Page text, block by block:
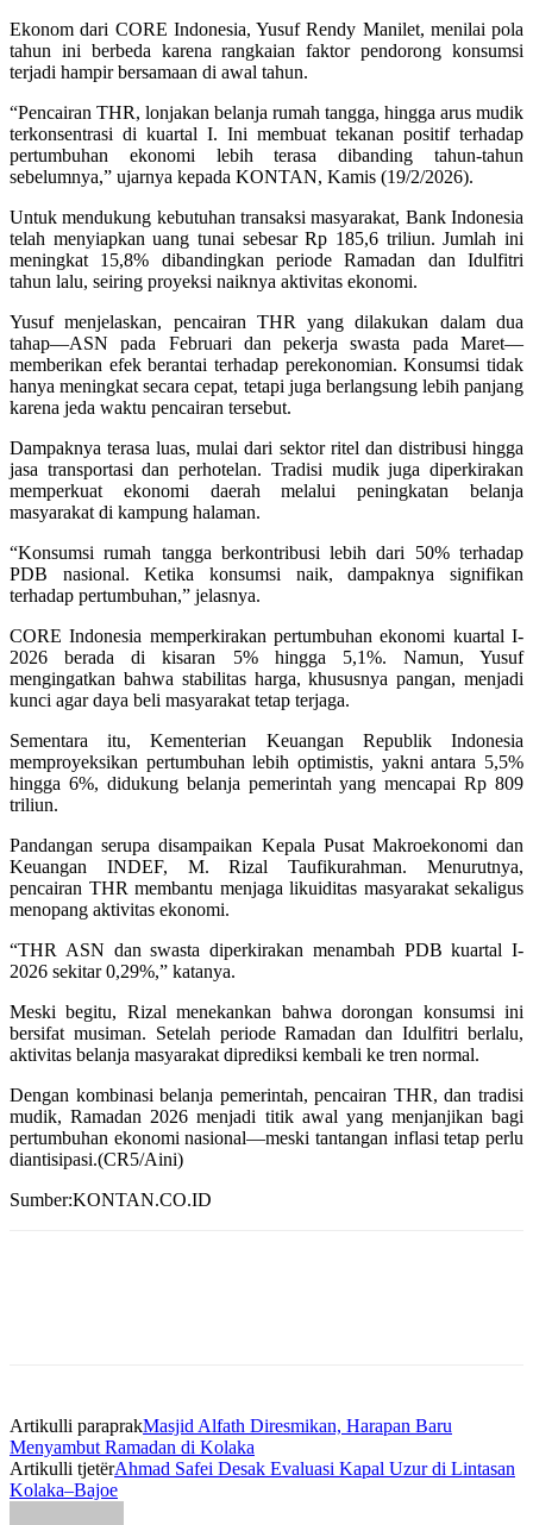
Ekonom dari CORE Indonesia, Yusuf Rendy Manilet, menilai pola
tahun ini berbeda karena rangkaian faktor pendorong konsumsi
terjadi hampir bersamaan di awal tahun.
“Pencairan THR, lonjakan belanja rumah tangga, hingga arus mudik
terkonsentrasi di kuartal I. Ini membuat tekanan positif terhadap
pertumbuhan ekonomi lebih terasa dibanding tahun-tahun
sebelumnya,” ujarnya kepada KONTAN, Kamis (19/2/2026).
Untuk mendukung kebutuhan transaksi masyarakat, Bank Indonesia
telah menyiapkan uang tunai sebesar Rp 185,6 triliun. Jumlah ini
meningkat 15,8% dibandingkan periode Ramadan dan Idulfitri
tahun lalu, seiring proyeksi naiknya aktivitas ekonomi.
Yusuf menjelaskan, pencairan THR yang dilakukan dalam dua
tahap—ASN pada Februari dan pekerja swasta pada Maret—
memberikan efek berantai terhadap perekonomian. Konsumsi tidak
hanya meningkat secara cepat, tetapi juga berlangsung lebih panjang
karena jeda waktu pencairan tersebut.
Dampaknya terasa luas, mulai dari sektor ritel dan distribusi hingga
jasa transportasi dan perhotelan. Tradisi mudik juga diperkirakan
memperkuat ekonomi daerah melalui peningkatan belanja
masyarakat di kampung halaman.
“Konsumsi rumah tangga berkontribusi lebih dari 50% terhadap
PDB nasional. Ketika konsumsi naik, dampaknya signifikan
terhadap pertumbuhan,” jelasnya.
CORE Indonesia memperkirakan pertumbuhan ekonomi kuartal I-
2026 berada di kisaran 5% hingga 5,1%. Namun, Yusuf
mengingatkan bahwa stabilitas harga, khususnya pangan, menjadi
kunci agar daya beli masyarakat tetap terjaga.
Sementara itu, Kementerian Keuangan Republik Indonesia
memproyeksikan pertumbuhan lebih optimistis, yakni antara 5,5%
hingga 6%, didukung belanja pemerintah yang mencapai Rp 809
triliun.
Pandangan serupa disampaikan Kepala Pusat Makroekonomi dan
Keuangan INDEF, M. Rizal Taufikurahman. Menurutnya,
pencairan THR membantu menjaga likuiditas masyarakat sekaligus
menopang aktivitas ekonomi.
“THR ASN dan swasta diperkirakan menambah PDB kuartal I-
2026 sekitar 0,29%,” katanya.
Meski begitu, Rizal menekankan bahwa dorongan konsumsi ini
bersifat musiman. Setelah periode Ramadan dan Idulfitri berlalu,
aktivitas belanja masyarakat diprediksi kembali ke tren normal.
Dengan kombinasi belanja pemerintah, pencairan THR, dan tradisi
mudik, Ramadan 2026 menjadi titik awal yang menjanjikan bagi
pertumbuhan ekonomi nasional—meski tantangan inflasi tetap perlu
diantisipasi.(CR5/Aini)
Sumber:KONTAN.CO.ID
Artikulli paraprakMasjid Alfath Diresmikan, Harapan Baru
Menyambut Ramadan di Kolaka
Artikulli tjetërAhmad Safei Desak Evaluasi Kapal Uzur di Lintasan
Kolaka–Bajoe